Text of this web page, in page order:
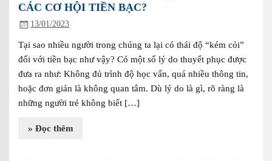
CÁC CƠ HỘI TIỀN BẠC?
13/01/2023
Tại sao nhiều người trong chúng ta lại có thái độ “kém cỏi”
đối với tiền bạc như vậy? Có một số lý do thuyết phục được
đưa ra như: Không đủ trình độ học vấn, quá nhiều thông tin,
hoặc đơn giản là không quan tâm. Dù lý do là gì, rõ ràng là
những người trẻ không biết […]
» Đọc thêm